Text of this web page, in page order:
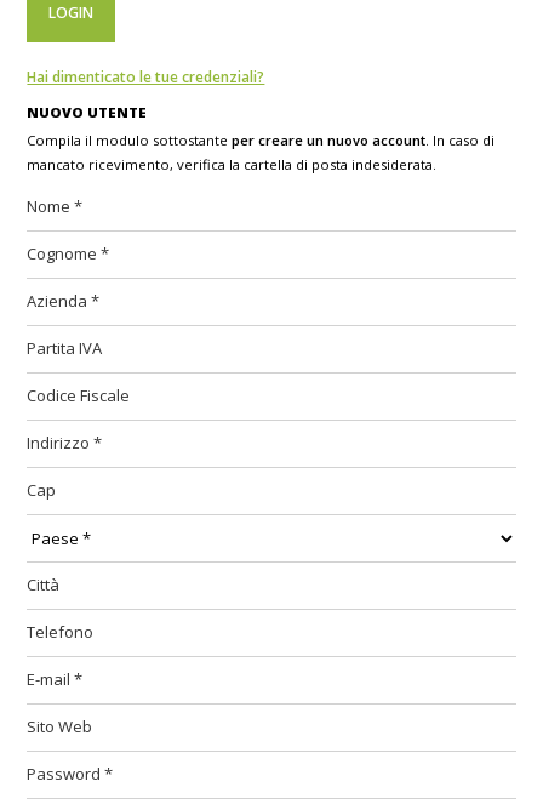
Hai dimenticato le tue credenziali?
NUOVO UTENTE
Compila il modulo sottostanteper creare un nuovo account. In caso di
mancato ricevimento, verifica la cartella di posta indesiderata.